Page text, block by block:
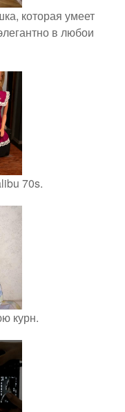
которая умеет
в любои
70s.
курн.